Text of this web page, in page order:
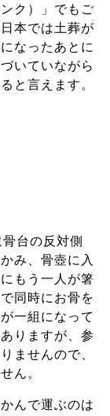
ク）」でもご
本では土葬が
なったあとに
いていながら
と言えます。
台の反対側
み、骨壺に入
もう一人が箸
同時にお骨を
一組になって
りますが、参
ませんので、
ん。
んで運ぶのは